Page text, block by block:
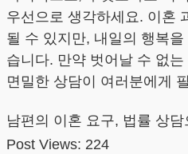
우선으로 생각하세요. 이혼
될 수 있지만, 내일의 행복
습니다. 만약 벗어날 수 없
면밀한 상담이 여러분에게
남편의 이혼 요구, 법률 상담
Post Views: 224